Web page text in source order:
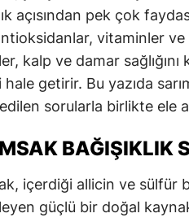
açısından pek çok
vitaminler ve
kalp ve damar
getirir. Bu yazıda
sorularla birlikte ele
BAĞIŞIKLIK
içerdiği allicin ve sülfür
güçlü bir doğal